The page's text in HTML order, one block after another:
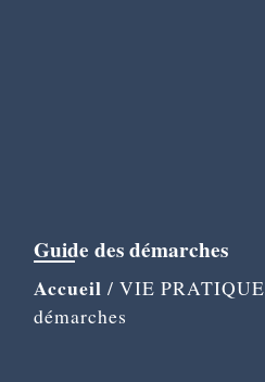
Guide des démarches
Accueil / VIE PRATIQUE
démarches